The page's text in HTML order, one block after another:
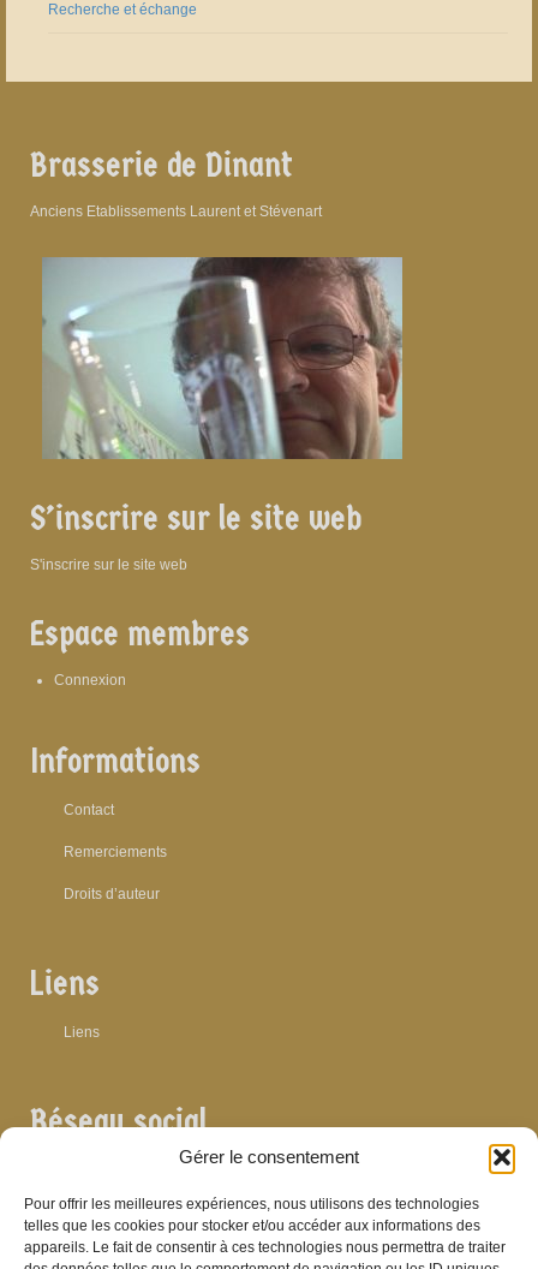
Gérer le consentement
Pour offrir les meilleures expériences, nous utilisons des technologies
telles que les cookies pour stocker et/ou accéder aux informations des
appareils. Le fait de consentir à ces technologies nous permettra de traiter
Recherche et échange
Brasserie de Dinant
Anciens Etablissements Laurent et Stévenart
S’inscrire sur le site web
S'inscrire sur le site web
Espace membres
Connexion
Informations
Contact
Remerciements
Droits d’auteur
Liens
Liens
Réseau social
Archives